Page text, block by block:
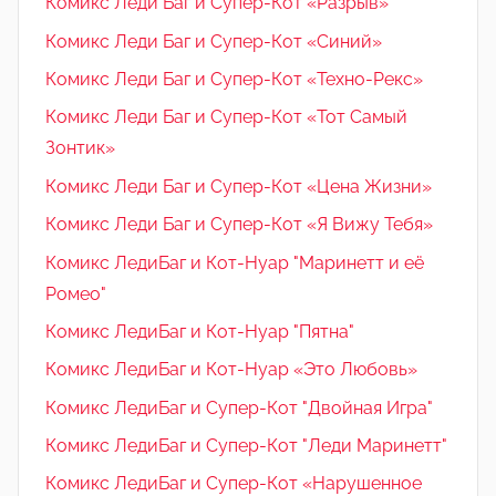
Комикс Леди Баг и Супер-Кот «Синий»
Комикс Леди Баг и Супер-Кот «Техно-Рекс»
Комикс Леди Баг и Супер-Кот «Тот Самый
Зонтик»
Комикс Леди Баг и Супер-Кот «Цена Жизни»
Комикс Леди Баг и Супер-Кот «Я Вижу Тебя»
Комикс ЛедиБаг и Кот-Нуар "Маринетт и её
Ромео"
Комикс ЛедиБаг и Кот-Нуар "Пятна"
Комикс ЛедиБаг и Кот-Нуар «Это Любовь»
Комикс ЛедиБаг и Супер-Кот "Двойная Игра"
Комикс ЛедиБаг и Супер-Кот "Леди Маринетт"
Комикс ЛедиБаг и Супер-Кот «Нарушенное